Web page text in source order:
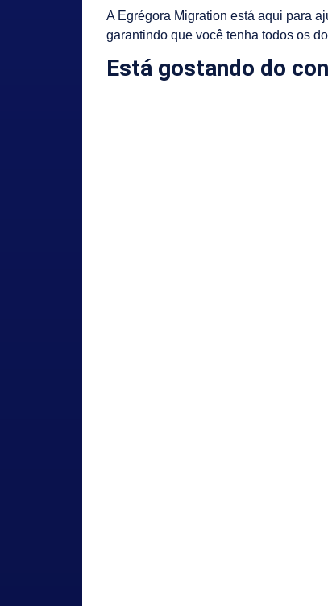
A Egrégora Migration está aqui para
garantindo que você tenha todos os
Está gostando do